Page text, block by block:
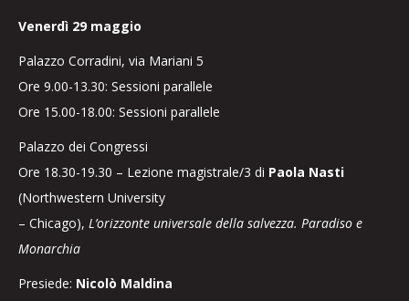
Venerdì 29 maggio
Palazzo Corradini, via Mariani 5
Ore 9.00-13.30: Sessioni parallele
Ore 15.00-18.00: Sessioni parallele
Palazzo dei Congressi
Ore 18.30-19.30 – Lezione magistrale/3 di Paola Nasti
(Northwestern University
– Chicago), L’orizzonte universale della salvezza. Paradiso e
Monarchia
Presiede: Nicolò Maldina